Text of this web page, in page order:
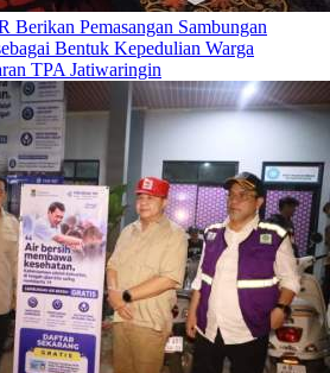
Pemasangan Sambungan
Bentuk Kepedulian Warga
TPA Jatiwaringin